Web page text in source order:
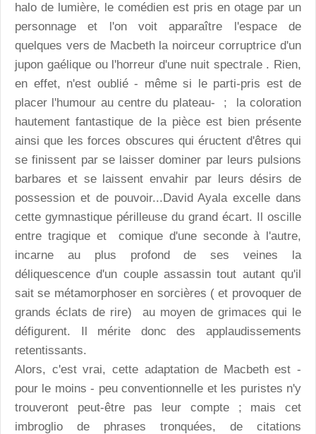
halo de lumière, le comédien est pris en otage par un
personnage et l'on voit apparaître l'espace de
quelques vers de Macbeth la noirceur corruptrice d'un
jupon gaélique ou l'horreur d'une nuit spectrale . Rien,
en effet, n'est oublié - même si le parti-pris est de
placer l'humour au centre du plateau- ; la coloration
hautement fantastique de la pièce est bien présente
ainsi que les forces obscures qui éructent d'êtres qui
se finissent par se laisser dominer par leurs pulsions
barbares et se laissent envahir par leurs désirs de
possession et de pouvoir...David Ayala excelle dans
cette gymnastique périlleuse du grand écart. Il oscille
entre tragique et comique d'une seconde à l'autre,
incarne au plus profond de ses veines la
déliquescence d'un couple assassin tout autant qu'il
sait se métamorphoser en sorcières ( et provoquer de
grands éclats de rire) au moyen de grimaces qui le
défigurent. Il mérite donc des applaudissements
retentissants.
Alors, c'est vrai, cette adaptation de Macbeth est -
pour le moins - peu conventionnelle et les puristes n'y
trouveront peut-être pas leur compte ; mais cet
imbroglio de phrases tronquées, de citations